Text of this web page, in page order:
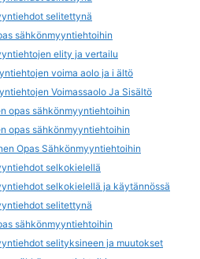
selitettynä
sähkönmyyntiehtoihin
elity ja vertailu
voima aolo ja i ältö
Voimassaolo Ja Sisältö
opas sähkönmyyntiehtoihin
opas sähkönmyyntiehtoihin
Opas Sähkönmyyntiehtoihin
selkokielellä
selkokielellä ja käytännössä
selitettynä
sähkönmyyntiehtoihin
selityksineen ja muutokset